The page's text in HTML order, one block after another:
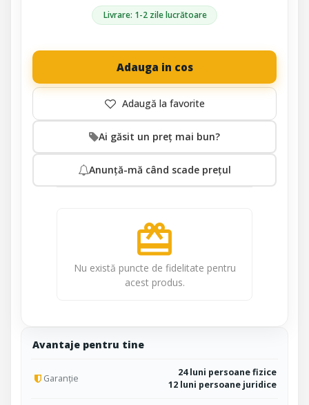
Avantaje pentru tine
Garanție
24 luni persoane fizice
12 luni persoane juridice
Livrare: 1-2 zile lucrătoare
Adauga in cos
Ai găsit un preț mai bun?
Anunță-mă când scade prețul
redeem
Nu există puncte de fidelitate pentru
acest produs.